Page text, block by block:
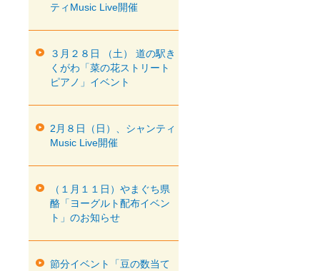
ティMusic Live開催
３月２８日 （土） 道の駅き
くがわ「菜の花ストリート
ピアノ」イベント
2月８日（日）、シャンティ
Music Live開催
（１月１１日）やまぐち県
酪「ヨーグルト配布イベン
ト」のお知らせ
節分イベント「豆の数当て